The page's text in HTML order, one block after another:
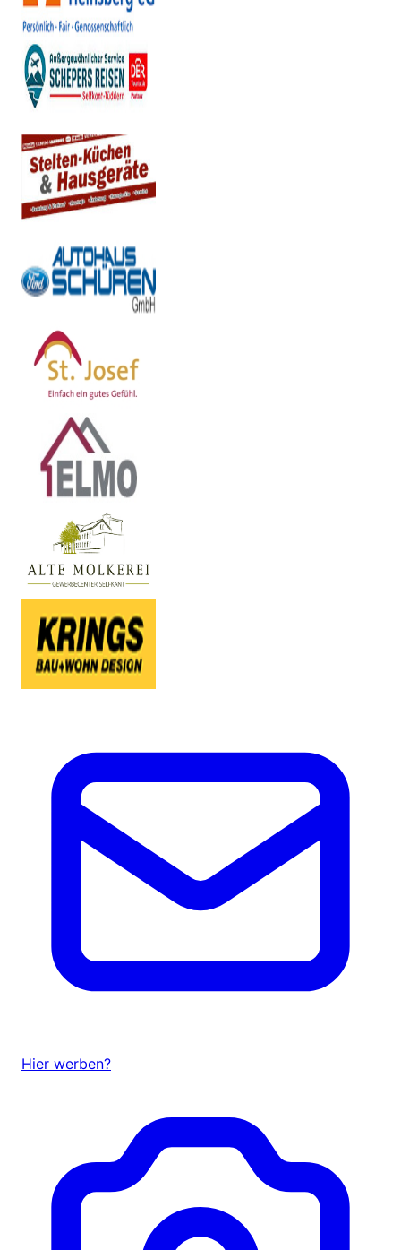
Hier werben?